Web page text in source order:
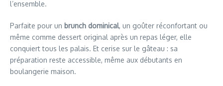
l’ensemble.
Parfaite pour un brunch dominical, un goûter réconfortant ou
même comme dessert original après un repas léger, elle
conquiert tous les palais. Et cerise sur le gâteau : sa
préparation reste accessible, même aux débutants en
boulangerie maison.